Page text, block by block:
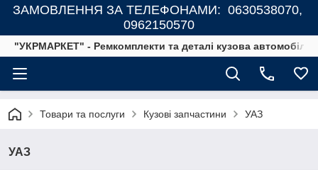
ЗАМОВЛЕННЯ ЗА ТЕЛЕФОНАМИ: 0630538070,
0962150570
"УКРМАРКЕТ" - Ремкомплекти та деталі кузова автомобілів
Товари та послуги Кузові запчастини УАЗ
УАЗ